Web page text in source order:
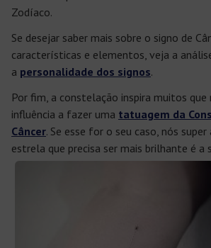
Zodíaco.
Se desejar saber mais sobre o signo de
características e elementos, veja a
a personalidade dos signos.
Por fim, a constelação inspira muitos que
influência a fazer uma tatuagem da
Câncer. Se esse for o seu caso, nós
estrela que precisa ser mais brilhante é a